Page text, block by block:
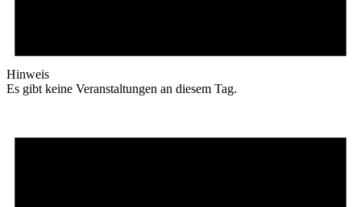
Hinweis
Es gibt keine Veranstaltungen an diesem Tag.